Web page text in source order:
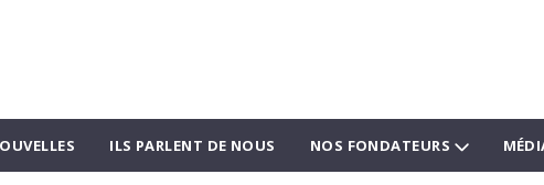
ILS PARLENT DE NOUS NOS FONDATEURS